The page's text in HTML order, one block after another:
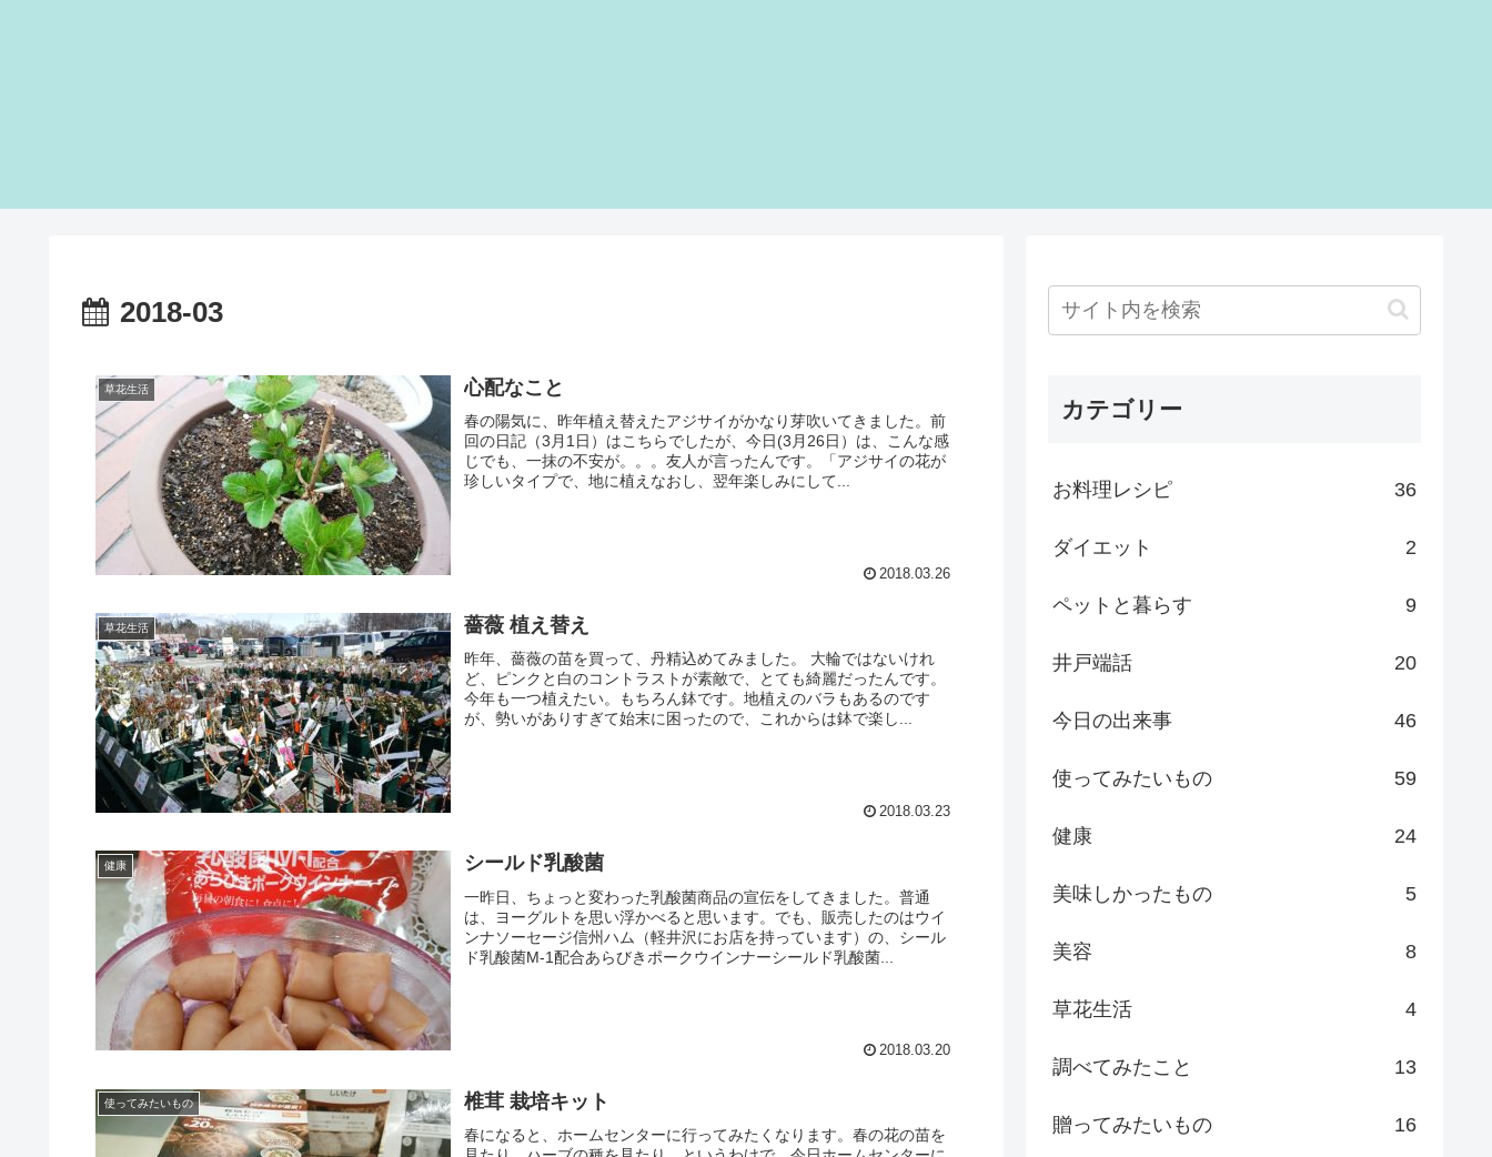
2018-03
草花生活 心配なこと
春の陽気に、昨年植え替えたアジサイがかなり芽吹いてきました。前
回の日記（3月1日）はこちらでしたが、今日(3月26日）は、こんな感
じでも、一抹の不安が。。。友人が言ったんです。「アジサイの花が
珍しいタイプで、地に植えなおし、翌年楽しみにして...
2018.03.26
草花生活 薔薇 植え替え
昨年、薔薇の苗を買って、丹精込めてみました。 大輪ではないけれ
ど、ピンクと白のコントラストが素敵で、とても綺麗だったんです。
今年も一つ植えたい。もちろん鉢です。地植えのバラもあるのです
が、勢いがありすぎて始末に困ったので、これからは鉢で楽し...
2018.03.23
健康 シールド乳酸菌
一昨日、ちょっと変わった乳酸菌商品の宣伝をしてきました。普通
は、ヨーグルトを思い浮かべると思います。でも、販売したのはウイ
ンナソーセージ信州ハム（軽井沢にお店を持っています）の、シール
ド乳酸菌M‐1配合あらびきポークウインナーシールド乳酸菌...
2018.03.20
使ってみたいもの 椎茸 栽培キット
春になると、ホームセンターに行ってみたくなります。春の花の苗を
カテゴリー
お料理レシピ 36
ダイエット 2
ペットと暮らす 9
井戸端話 20
今日の出来事 46
使ってみたいもの 59
健康 24
美味しかったもの 5
美容 8
草花生活 4
調べてみたこと 13
贈ってみたいもの 16